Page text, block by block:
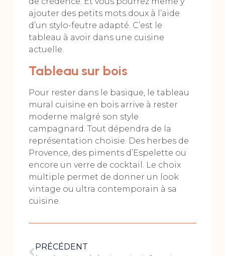
ajouter des petits mots doux à l’aide
d’un stylo-feutre adapté. C’est le
tableau à avoir dans une cuisine
actuelle.
Tableau sur bois
Pour rester dans le basique, le tableau
mural cuisine en bois arrive à rester
moderne malgré son style
campagnard. Tout dépendra de la
représentation choisie. Des herbes de
Provence, des piments d’Espelette ou
encore un verre de cocktail. Le choix
multiple permet de donner un look
vintage ou ultra contemporain à sa
cuisine.
PRÉCÉDENT